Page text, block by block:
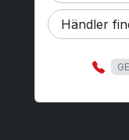
Händler